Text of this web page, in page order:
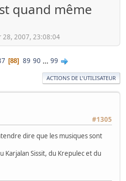
quand même
28, 2007, 23:08:04
88 89 90 ... 99
ACTIONS DE L'UTILISATEUR
#1305
dire que les musiques sont
Karjalan Sissit, du Krepulec et du